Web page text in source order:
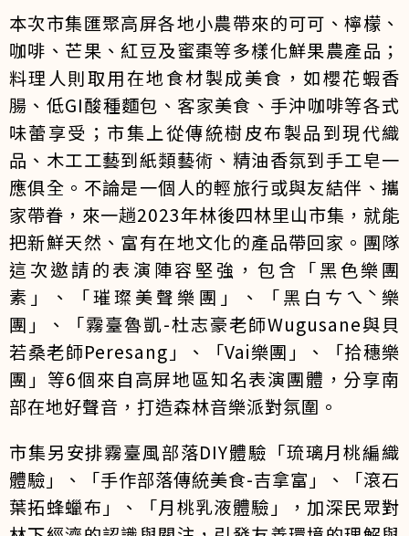
本次市集匯聚高屏各地小農帶來的可可、檸檬、
咖啡、芒果、紅豆及蜜棗等多樣化鮮果農產品；
料理人則取用在地食材製成美食，如櫻花蝦香
腸、低GI酸種麵包、客家美食、手沖咖啡等各式
味蕾享受；市集上從傳統樹皮布製品到現代織
品、木工工藝到紙類藝術、精油香氛到手工皂一
應俱全。不論是一個人的輕旅行或與友結伴、攜
家帶眷，來一趟2023年林後四林里山市集，就能
把新鮮天然、富有在地文化的產品帶回家。團隊
這次邀請的表演陣容堅強，包含「黑色樂團
素」、「璀璨美聲樂團」、「黑白ㄘㄟˋ樂
團」、「霧臺魯凱-杜志豪老師Wugusane與貝
若桑老師Peresang」、「Vai樂團」、「拾穗樂
團」等6個來自高屏地區知名表演團體，分享南
部在地好聲音，打造森林音樂派對氛圍。
市集另安排霧臺風部落DIY體驗「琉璃月桃編織
體驗」、「手作部落傳統美食-吉拿富」、「滾石
葉拓蜂蠟布」、「月桃乳液體驗」，加深民眾對